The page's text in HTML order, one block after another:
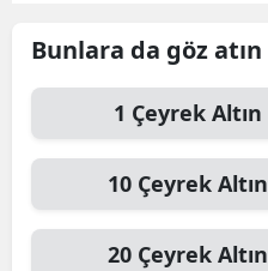
Bunlara da göz atın
1 Çeyrek Altın
10 Çeyrek Altın
20 Çeyrek Altın